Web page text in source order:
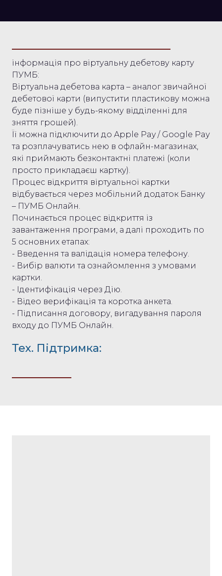
інформація про віртуальну дебетову карту
ПУМБ:
Віртуальна дебетова карта – аналог звичайної
дебетової карти (випустити пластикову можна
буде пізніше у будь-якому відділенні для
зняття грошей).
Її можна підключити до Apple Pay / Google Pay
та розплачуватись нею в офлайн-магазинах,
які приймають безконтактні платежі (коли
просто прикладаєш картку).
Процес відкриття віртуальної картки
відбувається через мобільний додаток Банку
– ПУМБ Онлайн.
Починається процес відкриття із
завантаження програми, а далі проходить по
5 основних етапах:
- Введення та валідація номера телефону.
- Вибір валюти та ознайомлення з умовами
картки.
- Ідентифікація через Дію.
- Відео верифікація та коротка анкета.
- Підписання договору, вигадування пароля
входу до ПУМБ Онлайн.
Тех. Підтримка: